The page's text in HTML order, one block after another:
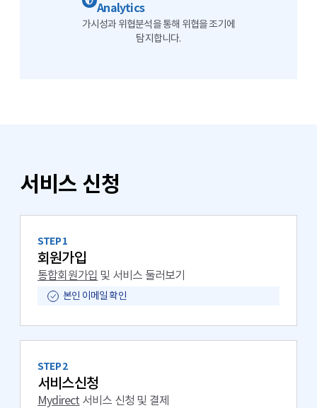
Analytics
가시성과 위협분석을 통해 위협을 조기에
탐지합니다.
서비스 신청
STEP 1
회원가입
통합회원가입 및 서비스 둘러보기
본인 이메일 확인
STEP 2
서비스신청
Mydirect서비스 신청 및 결제